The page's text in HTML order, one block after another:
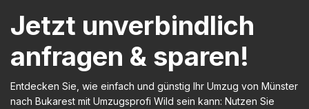
Jetzt unverbindlich
anfragen & sparen!
Entdecken Sie, wie einfach und günstig Ihr Umzug von Münster
nach Bukarest mit Umzugsprofi Wild sein kann: Nutzen Sie